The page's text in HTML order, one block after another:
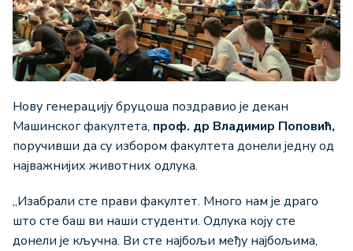
Нову генерацију бруцоша поздравио је декан
Машинског факултета, проф. др Владимир Поповић,
поручивши да су избором факултета донели једну од
најважнијих животних одлука.
„Изабрали сте прави факултет. Много нам је драго
што сте баш ви наши студенти. Одлука коју сте
донели је кључна. Ви сте најбољи међу најбољима,